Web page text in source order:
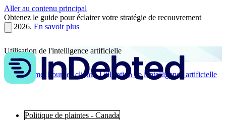
Aller au contenu principal
Obtenez le guide pour éclairer votre stratégie de recouvrement
en 2026. En savoir plus
Utilisation de l'intelligence artificielle
Home Pour les clients Utilisation de l'intelligence artificielle
Politique de plaintes - Canada